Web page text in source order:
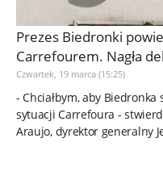
Prezes Biedronki
Carrefourem. Nagła
Czwartek, 19 marca (15:25)
- Chciałbym, aby
sytuacji Carrefoura -
Araujo, dyrektor generalny